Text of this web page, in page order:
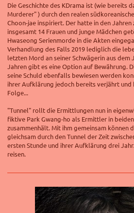
Die Geschichte des KDrama ist (wie bereits
Murderer" ) durch den realen
Choon-jae inspiriert. Der hatte in den Jahren
insgesamt 14 Frauen und junge Mädchen
Hwaseong Serienmorde in die Akten
Verhandlung des Falls 2019 lediglich die
letzten Mord an seiner Schwägerin aus dem
Jahren gibt es eine Option auf Bewährung.
seine Schuld ebenfalls bewiesen werden
ihrer Aufklärung jedoch bereits verjährt
Folge...
"Tunnel" rollt die Ermittlungen nun in
fiktive Park Gwang-ho als Ermittler in
zusammenhält. Mit ihm gemeinsam können
gleichsam durch den Tunnel der Zeit
ersten Stunde und ihrer Aufklärung drei
reisen.